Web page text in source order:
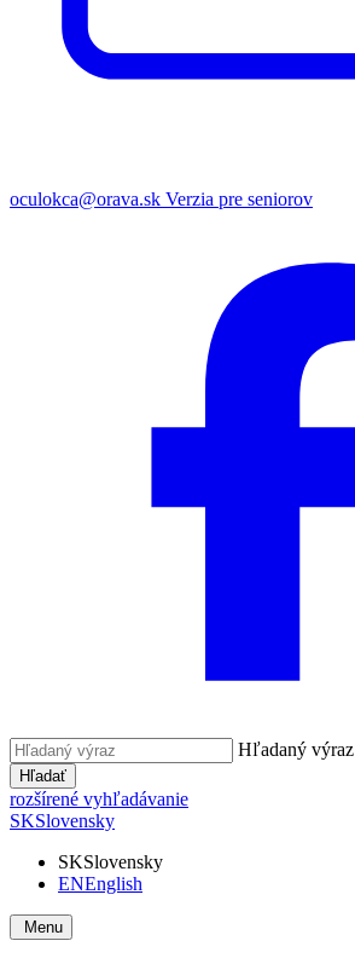
oculokca@orava.sk Verzia pre seniorov
Hľadaný výraz
Hľadať
rozšírené vyhľadávanie
SKSlovensky
SKSlovensky
ENEnglish
Menu